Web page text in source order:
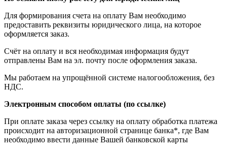
Для формирования счета на оплату Вам необходимо
предоставить реквизиты юридического лица, на которое
оформляется заказ.
Счёт на оплату и вся необходимая информация будут
отправлены Вам на эл. почту после оформления заказа.
Мы работаем на упрощённой системе налогообложения, без
НДС.
Электронным способом оплаты (по ссылке)
При оплате заказа через ссылку на оплату обработка платежа
происходит на авторизационной странице банка*, где Вам
необходимо ввести данные Вашей банковской карты